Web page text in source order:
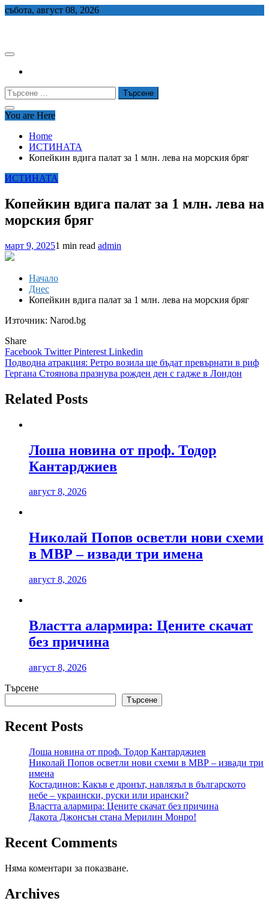
Skip
събота, август 08, 2026
Търсене
за:
You are Here
Home
ИСТИНАТА
Копейкин вдига палат за 1 млн. лева на морския бряг
ИСТИНАТА
Копейкин вдига палат за 1 млн. лева на
морския бряг
март 9, 20251 min read admin
Начало
Днес
Копейкин вдига палат за 1 млн. лева на морския бряг
Източник: Narod.bg
Share
Facebook TwitterPinterest Linkedin
Навигация
Подводна атракция: Ретро возила ще бъдат превърнати в риф
Гергана Стоянова празнува рожден ден с гадже в Лондон
Related Posts
Лоша новина от проф. Тодор
Кантарджиев
август 8, 2026
Николай Попов осветли нови схеми
в МВР – извади три имена
август 8, 2026
Властта алармира: Цените скачат
без причина
август 8, 2026
Търсене
Търсене
Recent Posts
Лоша новина от проф. Тодор Кантарджиев
Николай Попов осветли нови схеми в МВР – извади три
имена
Костадинов: Какъв е дронът, навлязъл в българското
небе – украински, руски или ирански?
Властта алармира: Цените скачат без причина
Дакота Джонсън стана Мерилин Монро!
Recent Comments
Няма коментари за показване.
Archives